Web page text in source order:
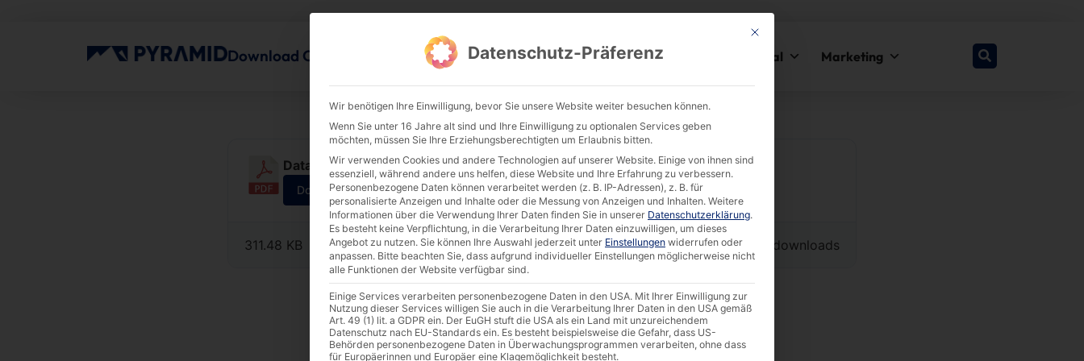
Download Center Products Documentation & Software Company & Legal Marketing
Datasheet | 15.6″ IP65 Capacitive Touch PC (A311D)
Download
4166 downloads
311.48 KB
This button closes the dialog. Its functionality is identical to the Nur
Datenschutz-Präferenz
Wir benötigen Ihre Einwilligung, bevor Sie unsere Website weiter besuchen können.
Wenn Sie unter 16 Jahre alt sind und Ihre Einwilligung zu optionalen Services geben
möchten, müssen Sie Ihre Erziehungsberechtigten um Erlaubnis bitten.
Wir verwenden Cookies und andere Technologien auf unserer Website. Einige von ihnen sind
essenziell, während andere uns helfen, diese Website und Ihre Erfahrung zu verbessern.
Personenbezogene Daten können verarbeitet werden (z. B. IP-Adressen), z. B. für
personalisierte Anzeigen und Inhalte oder die Messung von Anzeigen und Inhalten. Weitere
Informationen über die Verwendung Ihrer Daten finden Sie in unserer Datenschutzerklärung.
Es besteht keine Verpflichtung, in die Verarbeitung Ihrer Daten einzuwilligen, um dieses
Angebot zu nutzen. Sie können Ihre Auswahl jederzeit unter Einstellungen widerrufen oder
anpassen. Bitte beachten Sie, dass aufgrund individueller Einstellungen möglicherweise nicht
alle Funktionen der Website verfügbar sind.
Einige Services verarbeiten personenbezogene Daten in den USA. Mit Ihrer Einwilligung zur
Nutzung dieser Services willigen Sie auch in die Verarbeitung Ihrer Daten in den USA gemäß
Art. 49 (1) lit. a GDPR ein. Der EuGH stuft die USA als ein Land mit unzureichendem
Datenschutz nach EU-Standards ein. Es besteht beispielsweise die Gefahr, dass US-
Behörden personenbezogene Daten in Überwachungsprogrammen verarbeiten, ohne dass
für Europäerinnen und Europäer eine Klagemöglichkeit besteht.